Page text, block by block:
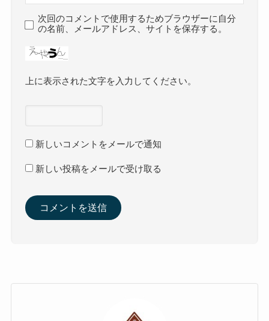
次回のコメントで使用するためブラウザーに自分
の名前、メールアドレス、サイトを保存する。
上に表示された文字を入力してください。
新しいコメントをメールで通知
新しい投稿をメールで受け取る